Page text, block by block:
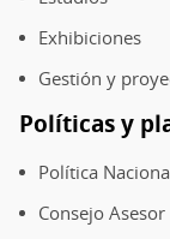
Exhibiciones
Gestión y
Políticas y
Política
Consejo